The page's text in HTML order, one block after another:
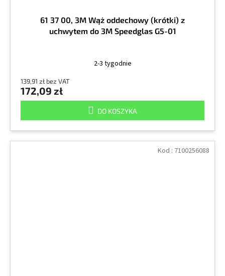
61 37 00, 3M Wąż oddechowy (krótki) z
uchwytem do 3M Speedglas G5-01
2-3 tygodnie
139,91 zł bez VAT
172,09 zł
DO KOSZYKA
Kod : 7100256088